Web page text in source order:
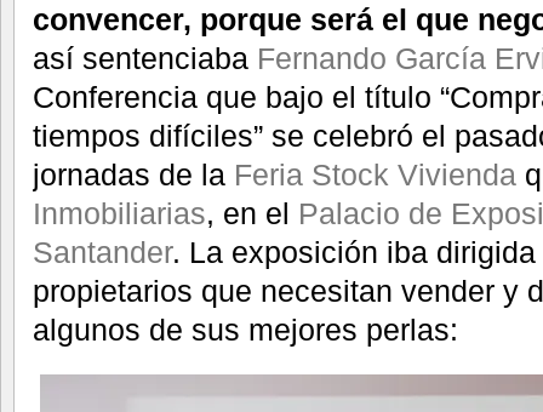
convencer, porque será el que
así sentenciaba Fernando García
Conferencia que bajo el título
tiempos difíciles” se celebró el
jornadas de la Feria Stock Vivienda
Inmobiliarias, en el Palacio de
Santander. La exposición iba
propietarios que necesitan vender y
algunos de sus mejores perlas: